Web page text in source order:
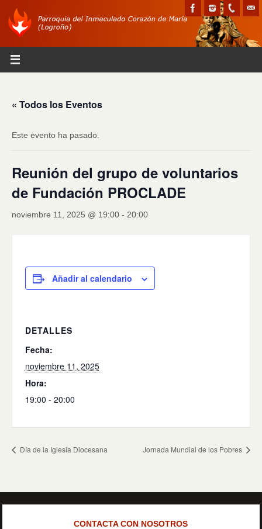
« Todos los Eventos
Este evento ha pasado.
Reunión del grupo de voluntarios
de Fundación PROCLADE
noviembre 11, 2025 @ 19:00 - 20:00
Añadir al calendario
DETALLES
Fecha:
noviembre 11, 2025
Hora:
19:00 - 20:00
Día de la Iglesia Diocesana Jornada Mundial de los Pobres
CONTACTA CON NOSOTROS